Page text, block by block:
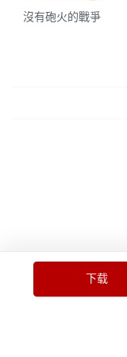
沒有砲火的戰爭
下载